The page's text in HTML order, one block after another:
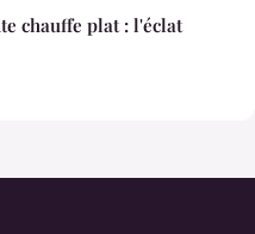
chauffe plat : l'éclat